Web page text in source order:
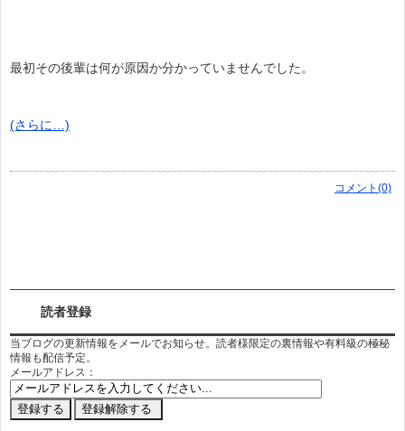
最初その後輩は何が原因か分かっていませんでした。
(さらに…)
コメント(0)
読者登録
当ブログの更新情報をメールでお知らせ。読者様限定の裏情報や有料級の極秘
情報も配信予定。
メールアドレス：